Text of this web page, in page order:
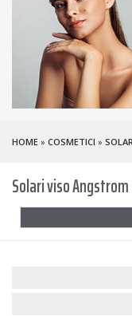
HOME » COSMETICI »
Solari viso Angstrom